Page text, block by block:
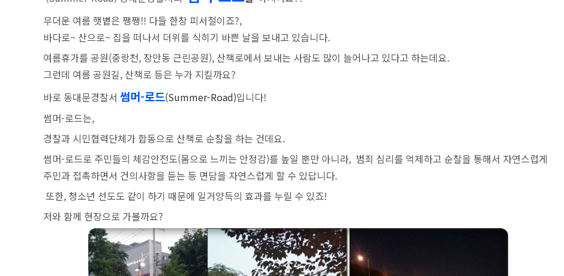
무더운 여름 햇볕은 쨍쨍!! 다들 한창 피서철이죠?,
바다로~ 산으로~ 집을 떠나서 더위를 식히기 바쁜 날을 보내고 있습니다.
여름휴가를 공원(중랑천, 장안동 근린공원), 산책로에서 보내는 사람도 많이 늘어나고 있다고 하는데요.
그런데 여름 공원길, 산책로 등은 누가 지킬까요?
바로 동대문경찰서 썸머-로드(Summer-Road)입니다!
썸머-로드는,
경찰과 시민협력단체가 합동으로 산책로 순찰을 하는 건데요.
썸머-로드로 주민들의 체감안전도(몸으로 느끼는 안정감)를 높일 뿐만 아니라, 범죄 심리를 억제하고 순찰을 통해서 자연스럽게
주민과 접촉하면서 건의사항을 듣는 등 면담을 자연스럽게 할 수 있답니다.
또한, 청소년 선도도 같이 하기 때문에 일거양득의 효과를 누릴 수 있죠!
저와 함께 현장으로 가볼까요?